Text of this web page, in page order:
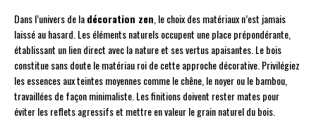
Dans l’univers de ladécoration zen, le choix des matériaux n’est jamais
laissé au hasard. Les éléments naturels occupent une place prépondérante,
établissant un lien direct avec la nature et ses vertus apaisantes. Le bois
constitue sans doute le matériau roi de cette approche décorative. Privilégiez
les essences aux teintes moyennes comme le chêne, le noyer ou le bambou,
travaillées de façon minimaliste. Les finitions doivent rester mates pour
éviter les reflets agressifs et mettre en valeur le grain naturel du bois.